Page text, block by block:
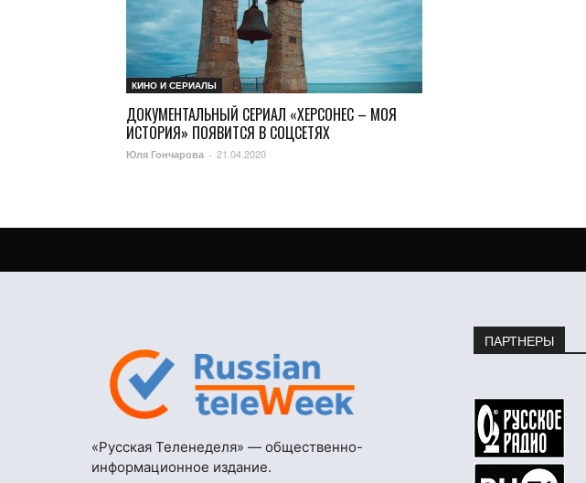
КИНО И СЕРИАЛЫ
ДОКУМЕНТАЛЬНЫЙ СЕРИАЛ «ХЕРСОНЕС – МОЯ
ИСТОРИЯ» ПОЯВИТСЯ В СОЦСЕТЯХ
Юля Гончарова - 21.04.2020
«Русская Теленеделя» — общественно-
информационное издание.
ПАРТНЕРЫ